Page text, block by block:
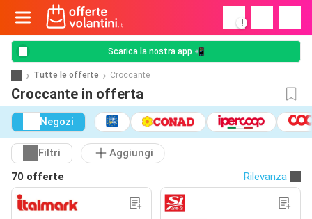
!
Scarica la nostra app 📲
Tutte le offerte Croccante
Croccante in offerta
Negozi
Filtri
Aggiungi
70 offerte
Rilevanza